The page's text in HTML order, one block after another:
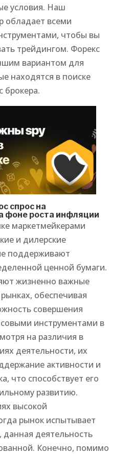
условия. Наш
обладает всеми
чтобы вы
трейдингом. Форекс
вариантом для
находятся в поиске
брокера.
спрос на
фоне роста инфляции
маркетмейкерами
и дилерские
поддерживают
ценной бумаги.
жизненно важные
обеспечивая
совершения
инструментами в
на различия в
деятельности, их
активности и
что способствует его
развитию.
высокой
рынок испытывает
данная деятельность
Конечно, помимо